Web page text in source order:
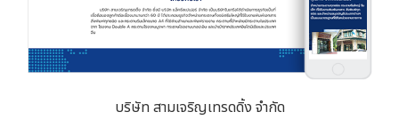
บริษัท สามเจริญเทรดดิ้ง จำกัด